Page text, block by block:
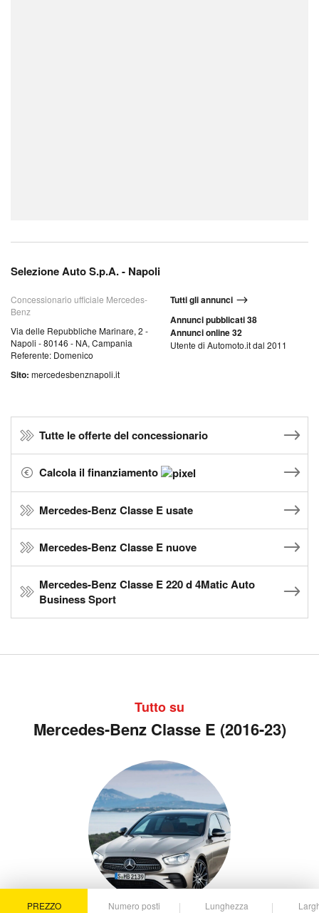
Selezione Auto S.p.A. - Napoli
Concessionario ufficiale Mercedes-
Benz
Via delle Repubbliche Marinare, 2 -
Napoli - 80146 - NA, Campania
Referente: Domenico
Sito: mercedesbenznapoli.it
Tutti gli annunci
Annunci pubblicati 38
Annunci online 32
Utente di Automoto.it dal 2011
Tutte le offerte del concessionario
Calcola il finanziamento
Mercedes-Benz Classe E usate
Mercedes-Benz Classe E nuove
Mercedes-Benz Classe E 220 d 4Matic Auto
Business Sport
Tutto su
Mercedes-Benz Classe E (2016-23)
PREZZO Numero posti Lunghezza